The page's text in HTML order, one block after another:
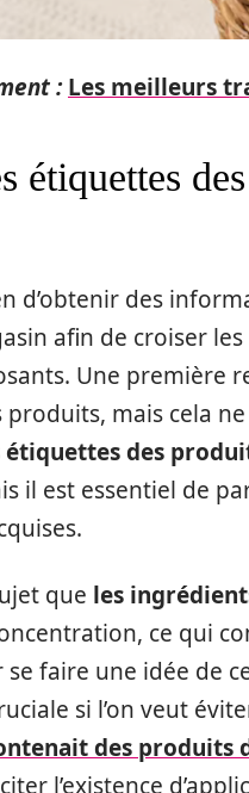
: Les meilleurs
étiquettes
d’obtenir des
afin de croiser
Une première
mais cela
étiquettes des
il est essentiel de
que les
ce qui
faire une idée de
si l’on veut
des produits
l’existence